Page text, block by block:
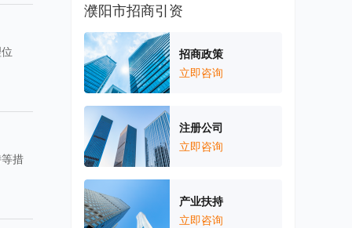
措
濮阳市招商引资
招商政策
立即咨询
注册公司
立即咨询
产业扶持
立即咨询